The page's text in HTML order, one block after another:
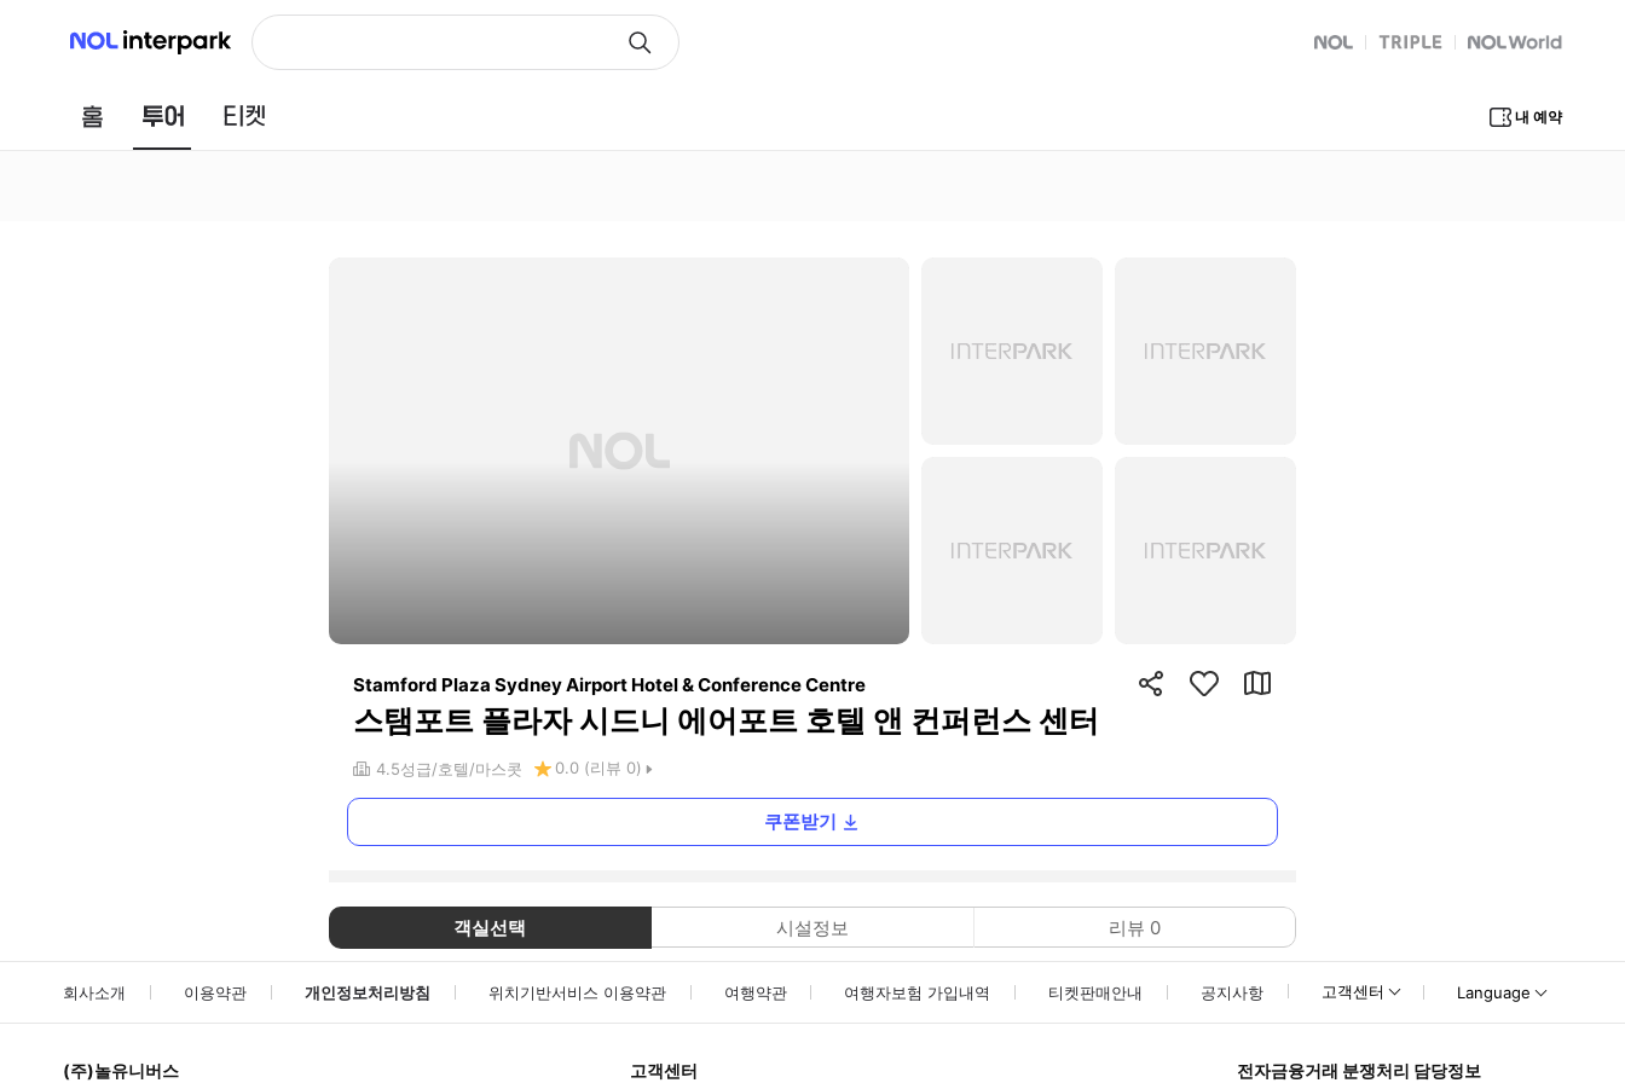
NOL 인터파크
NOL
트리플 Global Interpark
홈 투어 내 예약
Stamford Plaza Sydney Airport Hotel & Conference Centre
스탬포트 플라자 시드니 에어포트 호텔 앤 컨퍼런스 센터
4.5성급 호텔 마스콧 0.0 (리뷰 0)
쿠폰받기
객실선택 시설정보 리뷰 0
회사소개 이용약관 개인정보처리방침 위치기반서비스 이용약관 여행약관 여행자보험 가입내역 티켓판매안내 공지사항 고객센터 Language
(주)놀유니버스 고객센터 전자금융거래 분쟁처리 담당정보